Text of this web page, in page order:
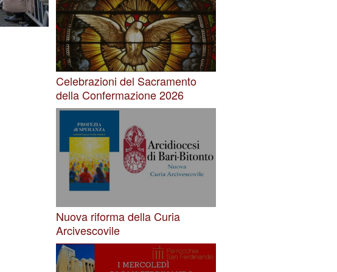
Celebrazioni del Sacramento
della Confermazione 2026
Nuova riforma della Curia
Arcivescovile